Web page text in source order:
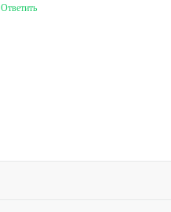
60%
Ответить